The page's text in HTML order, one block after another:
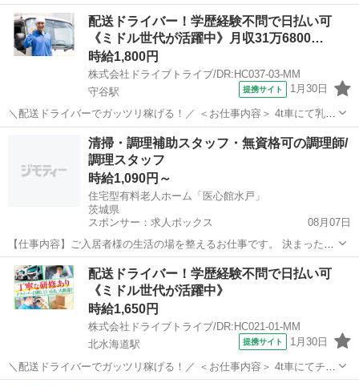
品の配送業務 ■車種・内容：DR:3t＋作業 ■商品：食品 ■配送先：セン
ター ■配送件数：1～2件 ＜必須資格＞ 準中型免許(限定解除済
み)MT ...
茨城 守谷市 守谷駅 デリバリー
配送ドライバー！学歴経験不問で日払い可
《ミドル世代が活躍中》月収31万6800…
時給1,800円
株式会社ドライブトライブ/DR:HC037-03-MM
守谷駅
提携サイト 1月30日
＼配送ドライバーでガッツリ稼げる！／ ＜お仕事内容＞ 4t車にて乳製
品の配送業務 ■車種・内容：DR:4t＋作業 ■商品：食品 ■配送先：セン
ター ■配送件数：1～2件 ＜必須資格＞ 中型免許(8t限定)MT 派遣...
守谷市 守谷駅 デリバリー
清掃・調理補助スタッフ・無資格可の調理師/
調理スタッフ
時給1,090円～
住宅型有料老人ホーム「医心館水戸」
茨城県
スポンサー：求人ボックス
08月07日
【仕事内容】ご入居者様の生活の場を整えるお仕事です。 決まった時
間での調理補助業務と、 その他の時間での清掃業務をお願いします。
安心ポイント ￣V ・医療行為、身体介助なし ・味付けや献立作成なし
・炒める、煮込むなど難しい調理...
アルバイト・パート
配送ドライバー！学歴経験不問で日払い可
《ミドル世代が活躍中》
時給1,650円
株式会社ドライブトライブ/DR:HC021-01-MM
北水海道駅
提携サイト 1月30日
＼配送ドライバーでガッツリ稼げる！／ ＜お仕事内容＞ 4t車にてチル
ド商品のルート配送業務 ■車種・内容：DR:4t ■商品：食品 ■配送先：